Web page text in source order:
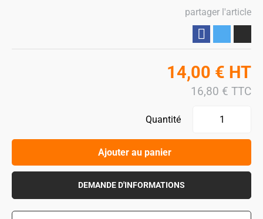
partager l'article
14,00 € HT
16,80 € TTC
Quantité
Ajouter au panier
DEMANDE D'INFORMATIONS